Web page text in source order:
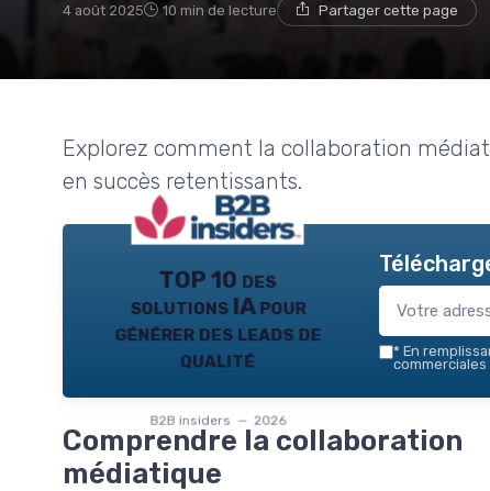
4 août 2025 10 min de lecture Partager cette page
Explorez comment la collaboration
en succès retentissants.
TOP 10 des
solutions IA pour
générer des leads de
qualité
B2B insiders — 2026
* En
commerciales
Comprendre la collaboration
médiatique